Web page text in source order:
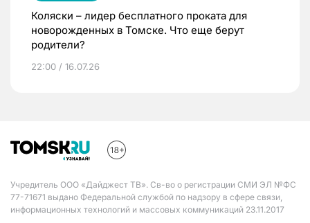
Коляски – лидер бесплатного проката для
новорожденных в Томске. Что еще берут
родители?
22:00 / 16.07.26
Учредитель ООО «Дайджест ТВ». Св-во о регистрации СМИ ЭЛ №ФС
77-71671 выдано Федеральной службой по надзору в сфере связи,
информационных технологий и массовых коммуникаций 23.11.2017